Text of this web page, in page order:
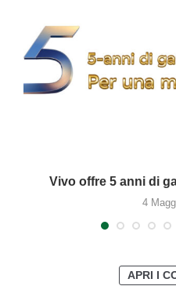
Vivo offre 5 anni di
4
APRI I